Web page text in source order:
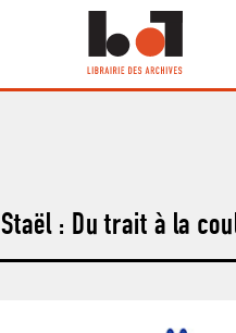
Staël : Du trait à la